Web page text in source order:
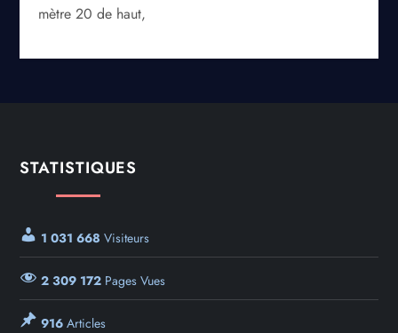
mètre 20 de haut,
STATISTIQUES
1 031 668 Visiteurs
2 309 172 Pages Vues
916 Articles